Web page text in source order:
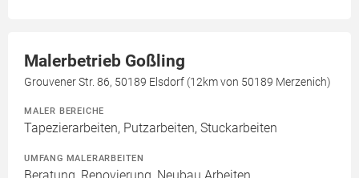
Malerbetrieb Goßling
Grouvener Str. 86, 50189 Elsdorf (12km von 50189 Merzenich)
MALER BEREICHE
Tapezierarbeiten, Putzarbeiten, Stuckarbeiten
UMFANG MALERARBEITEN